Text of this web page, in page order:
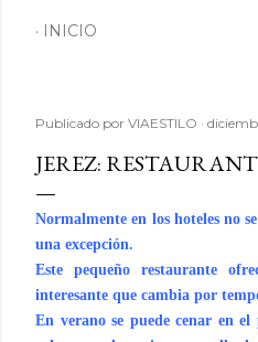
INICIO
Publicado por VIAESTILO
JEREZ:
Normalmente en los hoteles no
una excepción.
Este pequeño restaurante
interesante que cambia por
En verano se puede cenar en